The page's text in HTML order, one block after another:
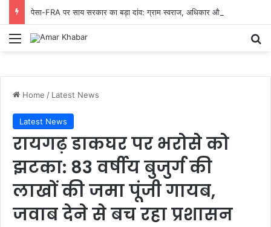
Menu
Home / Latest News
Latest News
रायगढ़ डाकघर पर भरोसे को
झटका: 83 वर्षीय बुजुर्ग की
लाखों की जमा पूंजी गायब,
जवाब देने से बच रहा प्रशासन